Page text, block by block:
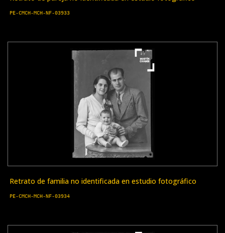
PE-CMCH-MCH-NF-03933
Retrato de familia no identificada en estudio fotográfico
PE-CMCH-MCH-NF-03934